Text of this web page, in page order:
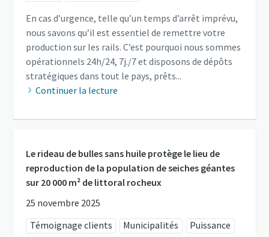
En cas d’urgence, telle qu’un temps d’arrêt imprévu,
nous savons qu’il est essentiel de remettre votre
production sur les rails. C’est pourquoi nous sommes
opérationnels 24h/24, 7j./7 et disposons de dépôts
stratégiques dans tout le pays, prêts...
Continuer la lecture
Le rideau de bulles sans huile protège le lieu de
reproduction de la population de seiches géantes
sur 20 000 m² de littoral rocheux
25 novembre 2025
Témoignage clients
Municipalités
Puissance